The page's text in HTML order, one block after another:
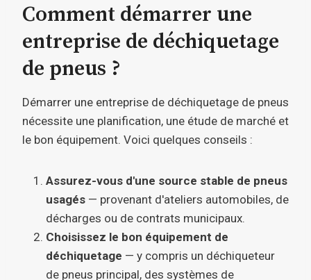
Comment démarrer une
entreprise de déchiquetage
de pneus ?
Démarrer une entreprise de déchiquetage de pneus
nécessite une planification, une étude de marché et
le bon équipement. Voici quelques conseils :
Assurez-vous d'une source stable de pneus
usagés — provenant d'ateliers automobiles, de
décharges ou de contrats municipaux.
Choisissez le bon équipement de
déchiquetage — y compris un déchiqueteur
de pneus principal, des systèmes de